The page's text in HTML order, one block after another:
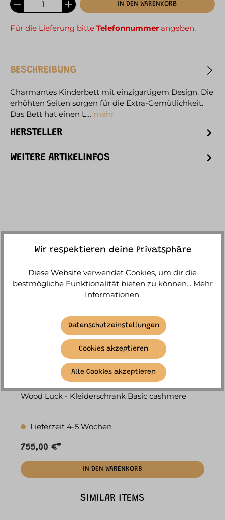
IN DEN WARENKORB
Für die Lieferung bitte Telefonnummer angeben.
BESCHREIBUNG
Charmantes Kinderbett mit einzigartigem Design. Die
erhöhten Seiten sorgen für die Extra-Gemütlichkeit.
Das Bett hat einen L… mehr
HERSTELLER
WEITERE ARTIKELINFOS
ACCESSORY ITEMS
Wood Luck - Kleiderschrank Basic cashmere
Lieferzeit 4-5 Wochen
755,00 €*
IN DEN WARENKORB
SIMILAR ITEMS
Wir respektieren deine Privatsphäre
Diese Website verwendet Cookies, um dir die
bestmögliche Funktionalität bieten zu können... Mehr
Informationen.
Datenschutzeinstellungen
Cookies akzeptieren
Alle Cookies akzeptieren